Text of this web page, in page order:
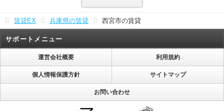
賃貸EX 兵庫県の賃貸 西宮市の賃貸
サポートメニュー
運営会社概要 利用規約
個人情報保護方針 サイトマップ
お問い合わせ